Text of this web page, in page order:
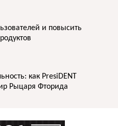
и повысить
как PresiDENT
Рыцаря Фторида